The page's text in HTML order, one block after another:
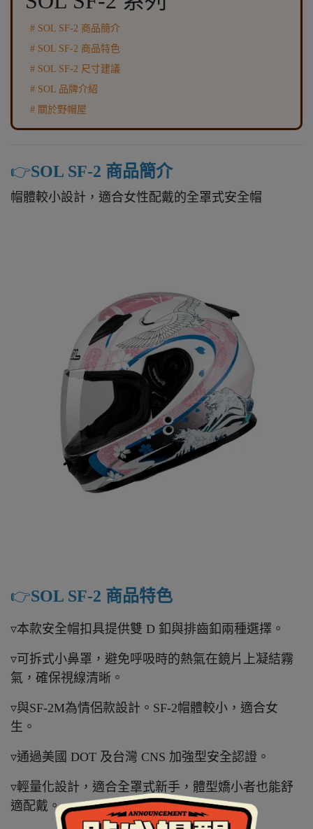
# SOL SF-2 商品簡介
# SOL SF-2 商品特色
# SOL SF-2 尺寸建議
# SOL 品牌介紹
# 關於野帽屋
👉️SOL SF-2 商品簡介
帽體較小設計，適合女性配戴的全罩式安全帽
👉️SOL SF-2 商品特色
▿本款安全帽扣具提供雙 D 釦與排齒釦兩種選擇。
▿可拆式小鼻罩，避免呼吸時的熱氣在鏡片上凝結霧
氣，確保視線清晰。
▿與SF-2M為情侶款設計。SF-2帽體較小，適合女
生。
▿通過美國 DOT 及台灣 CNS 加強型安全認證。
▿輕量化設計，適合全罩式新手，體型嬌小者也能舒
適配戴。